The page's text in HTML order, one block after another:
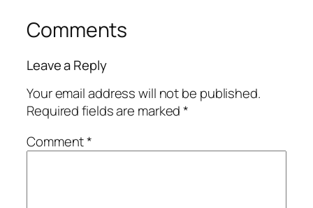
Comments
Leave a Reply
Your email address will not be published.
Required fields are marked*
Comment*